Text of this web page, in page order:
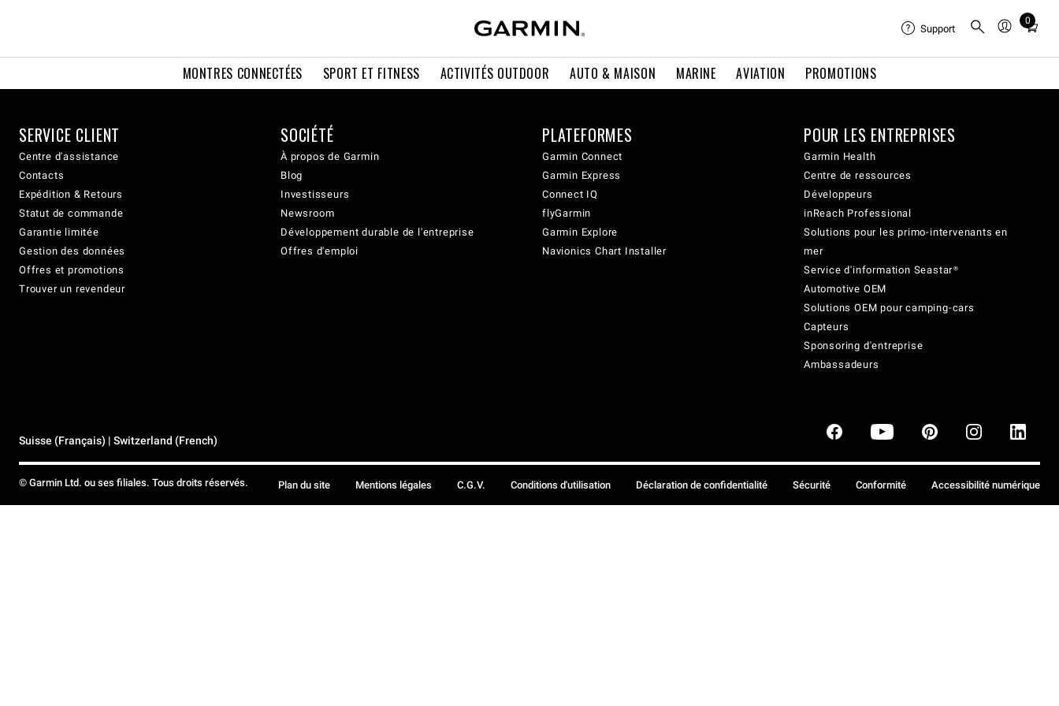
MONTRES CONNECTÉES SPORT ET FITNESS ACTIVITÉS OUTDOOR AUTO & MAISON MARINE AVIATION PROMOTIONS
Support
0
Total
cart:
SERVICE CLIENT
Centre d'assistance
Contacts
Expédition & Retours
Statut de commande
Garantie limitée
Gestion des données
Offres et promotions
Trouver un revendeur
SOCIÉTÉ
À propos de Garmin
Blog
Investisseurs
Newsroom
Développement durable de l'entreprise
Offres d'emploi
PLATEFORMES
Garmin Connect
Garmin Express
Connect IQ
flyGarmin
Garmin Explore
Navionics Chart Installer
POUR LES ENTREPRISES
Garmin Health
Centre de ressources
Développeurs
inReach Professional
Solutions pour les primo-intervenants en
mer
Service d'information Seastar®
Automotive OEM
Solutions OEM pour camping-cars
Capteurs
Sponsoring d'entreprise
Ambassadeurs
Suisse (Français) | Switzerland (French)
© Garmin Ltd. ou ses filiales. Tous droits réservés. Plan du site Mentions légales C.G.V. Conditions d'utilisation Déclaration de confidentialité Sécurité Conformité Accessibilité numérique